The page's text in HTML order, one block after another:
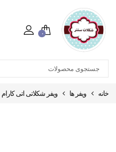
۰
خانه ویفر ها ویفر شکلاتی اتی کارام